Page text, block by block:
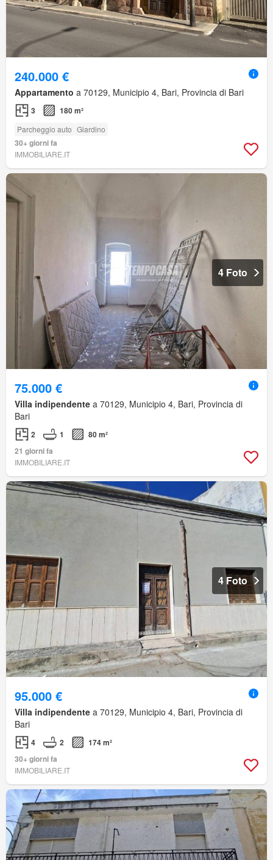
240.000 €
Appartamento a 70129, Municipio 4, Bari, Provincia di Bari
3 180 m²
Parcheggio auto Giardino
30+ giorni fa
IMMOBILIARE.IT
4 Foto
75.000 €
Villa indipendente a 70129, Municipio 4, Bari, Provincia di
Bari
2 1
80 m²
21 giorni fa
IMMOBILIARE.IT
4 Foto
95.000 €
Villa indipendente a 70129, Municipio 4, Bari, Provincia di
Bari
4 2
174 m²
30+ giorni fa
IMMOBILIARE.IT